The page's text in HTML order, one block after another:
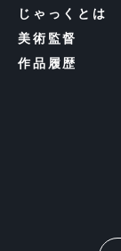
じゃっくとは
美術監督
作品履歴